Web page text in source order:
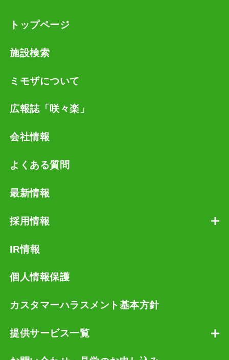
トップページ
施設検索
ミモザについて
広報誌「咲々楽」
会社情報
よくある質問
最新情報
採用情報
IR情報
個人情報保護
カスタマーハラスメント基本方針
提供サービス一覧